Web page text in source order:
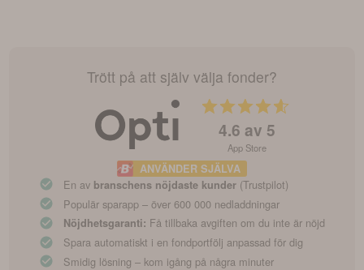
Trött på att själv välja fonder?
4.6 av 5
App Store
ANVÄNDER SJÄLVA
En av branschens nöjdaste kunder (Trustpilot)
Populär sparapp – över 600 000 nedladdningar
Nöjdhetsgaranti: Få tillbaka avgiften om du inte är nöjd
Spara automatiskt i en fondportfölj anpassad för dig
Smidig lösning – kom igång på några minuter